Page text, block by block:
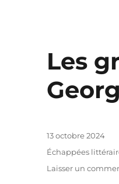
Les
Publié
le
13 octobre 2024
Catégories
Échappées
Laisser un